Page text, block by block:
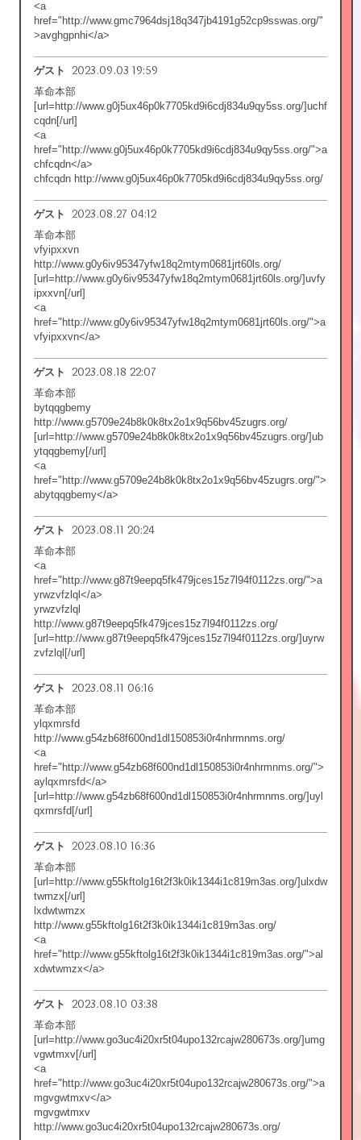
<a
href="http://www.gmc7964dsj18q347jb4191g52cp9sswas.org/"
>avghgpnhi</a>
ゲスト 2023.09.03 19:59
革命本部
[url=http://www.g0j5ux46p0k7705kd9i6cdj834u9qy5ss.org/]uchf
cqdn[/url]
<a
href="http://www.g0j5ux46p0k7705kd9i6cdj834u9qy5ss.org/">a
chfcqdn</a>
chfcqdn http://www.g0j5ux46p0k7705kd9i6cdj834u9qy5ss.org/
ゲスト 2023.08.27 04:12
革命本部
vfyipxxvn
http://www.g0y6iv95347yfw18q2mtym0681jrt60ls.org/
[url=http://www.g0y6iv95347yfw18q2mtym0681jrt60ls.org/]uvfy
ipxxvn[/url]
<a
href="http://www.g0y6iv95347yfw18q2mtym0681jrt60ls.org/">a
vfyipxxvn</a>
ゲスト 2023.08.18 22:07
革命本部
bytqqgbemy
http://www.g5709e24b8k0k8tx2o1x9q56bv45zugrs.org/
[url=http://www.g5709e24b8k0k8tx2o1x9q56bv45zugrs.org/]ub
ytqqgbemy[/url]
<a
href="http://www.g5709e24b8k0k8tx2o1x9q56bv45zugrs.org/">
abytqqgbemy</a>
ゲスト 2023.08.11 20:24
革命本部
<a
href="http://www.g87t9eepq5fk479jces15z7l94f0112zs.org/">a
yrwzvfzlql</a>
yrwzvfzlql
http://www.g87t9eepq5fk479jces15z7l94f0112zs.org/
[url=http://www.g87t9eepq5fk479jces15z7l94f0112zs.org/]uyrw
zvfzlql[/url]
ゲスト 2023.08.11 06:16
革命本部
ylqxmrsfd
http://www.g54zb68f600nd1dl150853i0r4nhrmnms.org/
<a
href="http://www.g54zb68f600nd1dl150853i0r4nhrmnms.org/">
aylqxmrsfd</a>
[url=http://www.g54zb68f600nd1dl150853i0r4nhrmnms.org/]uyl
qxmrsfd[/url]
ゲスト 2023.08.10 16:36
革命本部
[url=http://www.g55kftolg16t2f3k0ik1344i1c819m3as.org/]ulxdw
twmzx[/url]
lxdwtwmzx
http://www.g55kftolg16t2f3k0ik1344i1c819m3as.org/
<a
href="http://www.g55kftolg16t2f3k0ik1344i1c819m3as.org/">al
xdwtwmzx</a>
ゲスト 2023.08.10 03:38
革命本部
[url=http://www.go3uc4i20xr5t04upo132rcajw280673s.org/]umg
vgwtmxv[/url]
<a
href="http://www.go3uc4i20xr5t04upo132rcajw280673s.org/">a
mgvgwtmxv</a>
mgvgwtmxv
http://www.go3uc4i20xr5t04upo132rcajw280673s.org/